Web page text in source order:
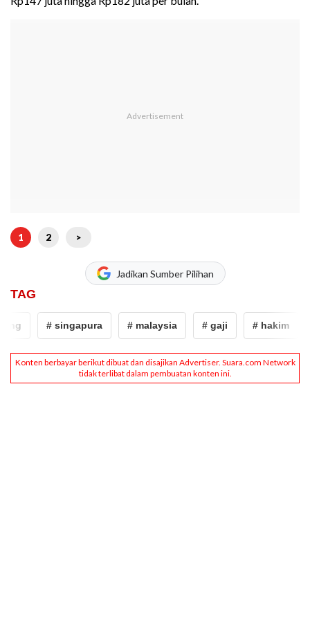
1 2 >
Jadikan Sumber Pilihan
TAG
# singapura # malaysia # gaji # hakim